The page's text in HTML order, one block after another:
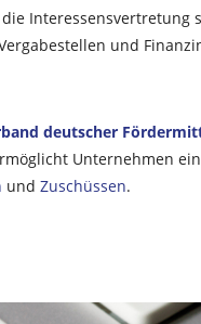
Interessensvertretung
und
deutscher
Unternehmen
und Zuschüssen.